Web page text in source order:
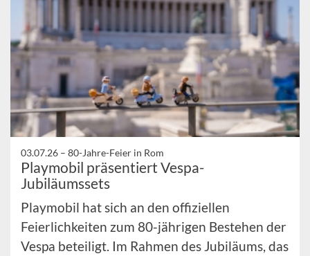
03.07.26 – 80-Jahre-Feier in Rom
Playmobil präsentiert Vespa-
Jubiläumssets
Playmobil hat sich an den offiziellen
Feierlichkeiten zum 80-jährigen Bestehen der
Vespa beteiligt. Im Rahmen des Jubiläums, das